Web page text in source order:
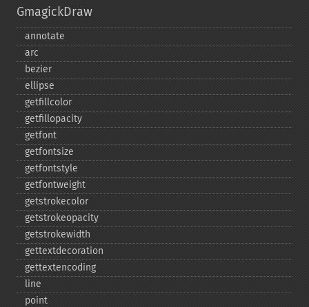
GmagickDraw
annotate
arc
bezier
ellipse
getfillcolor
getfillopacity
getfont
getfontsize
getfontstyle
getfontweight
getstrokecolor
getstrokeopacity
getstrokewidth
gettextdecoration
gettextencoding
line
point